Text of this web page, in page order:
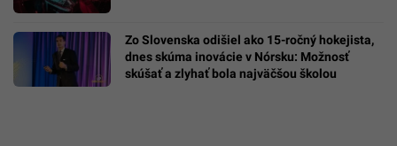
Zo Slovenska odišiel ako 15-ročný hokejista,
dnes skúma inovácie v Nórsku: Možnosť
skúšať a zlyhať bola najväčšou školou